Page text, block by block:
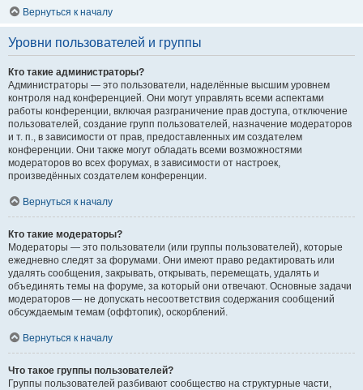
Вернуться к началу
Уровни пользователей и группы
Кто такие администраторы?
Администраторы — это пользователи, наделённые высшим уровнем
контроля над конференцией. Они могут управлять всеми аспектами
работы конференции, включая разграничение прав доступа, отключение
пользователей, создание групп пользователей, назначение модераторов
и т. п., в зависимости от прав, предоставленных им создателем
конференции. Они также могут обладать всеми возможностями
модераторов во всех форумах, в зависимости от настроек,
произведённых создателем конференции.
Вернуться к началу
Кто такие модераторы?
Модераторы — это пользователи (или группы пользователей), которые
ежедневно следят за форумами. Они имеют право редактировать или
удалять сообщения, закрывать, открывать, перемещать, удалять и
объединять темы на форуме, за который они отвечают. Основные задачи
модераторов — не допускать несоответствия содержания сообщений
обсуждаемым темам (оффтопик), оскорблений.
Вернуться к началу
Что такое группы пользователей?
Группы пользователей разбивают сообщество на структурные части,